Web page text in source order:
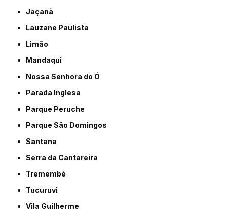
Jaçanã
Lauzane Paulista
Limão
Mandaqui
Nossa Senhora do Ó
Parada Inglesa
Parque Peruche
Parque São Domingos
Santana
Serra da Cantareira
Tremembé
Tucuruvi
Vila Guilherme